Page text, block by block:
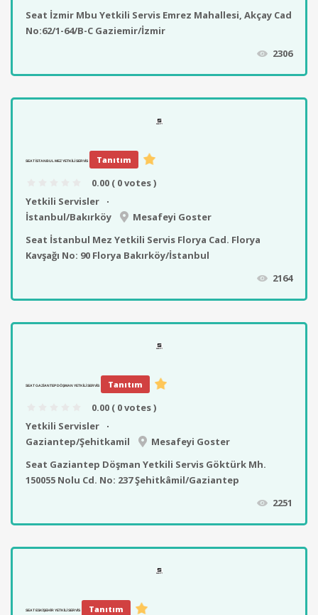
Seat İzmir Mbu Yetkili Servis Emrez Mahallesi, Akçay Cad
No:62/1-64/B-C Gaziemir/İzmir
2306
SEAT İSTANBUL MEZ YETKILI SERVIS Tanıtım
0.00 ( 0 votes )
Yetkili Servisler
İstanbul/Bakırköy
Mesafeyi Goster
Seat İstanbul Mez Yetkili Servis Florya Cad. Florya
Kavşağı No: 90 Florya Bakırköy/İstanbul
2164
SEAT GAZIANTEP DÖŞMAN YETKILI SERVIS Tanıtım
0.00 ( 0 votes )
Yetkili Servisler
Gaziantep/Şehitkamil
Mesafeyi Goster
Seat Gaziantep Döşman Yetkili Servis Göktürk Mh.
150055 Nolu Cd. No: 237 Şehitkâmil/Gaziantep
2251
SEAT ESKIŞEHIR YETKILI SERVIS Tanıtım